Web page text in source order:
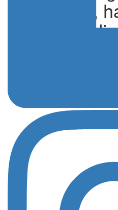
femminile,
via il
07 Novembre